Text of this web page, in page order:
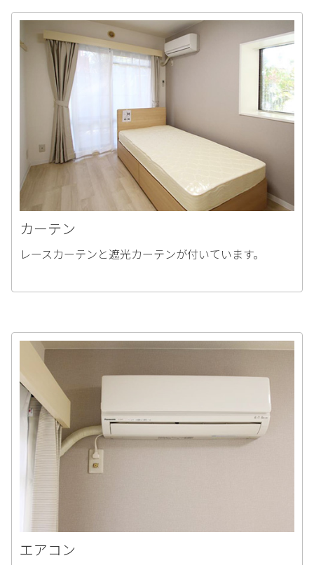
カーテン
レースカーテンと遮光カーテンが付いています。
エアコン